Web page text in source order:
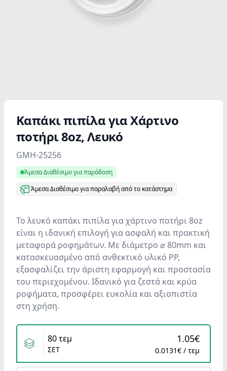
Καπάκι πιπίλα για Χάρτινο
ποτήρι 8oz, Λευκό
Product information
GMH-25256
Άμεσα Διαθέσιμο για παράδοση
Άμεσα Διαθέσιμο για παραλαβή από το κατάστημα
Το λευκό καπάκι πιπίλα για χάρτινο ποτήρι 8oz
είναι η ιδανική επιλογή για ασφαλή και πρακτική
μεταφορά ροφημάτων. Με διάμετρο ⌀ 80mm και
κατασκευασμένο από ανθεκτικό υλικό PP,
εξασφαλίζει την άριστη εφαρμογή και προστασία
του περιεχομένου. Ιδανικό για ζεστά και κρύα
ροφήματα, προσφέρει ευκολία και αξιοπιστία
στη χρήση.
Variants
80 τεμ
ΣΕΤ
1.05€
0.0131€ / τεμ